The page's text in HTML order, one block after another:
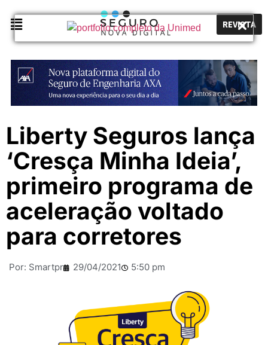
REVISTA
Liberty Seguros lança
‘Cresça Minha Ideia’,
primeiro programa de
aceleração voltado
para corretores
Por: Smartpr 29/04/2021 5:50 pm